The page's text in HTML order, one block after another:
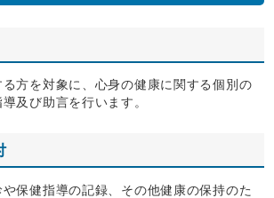
方を対象に、心身の健康に関する個別の
及び助言を行います。
保健指導の記録、その他健康の保持のた